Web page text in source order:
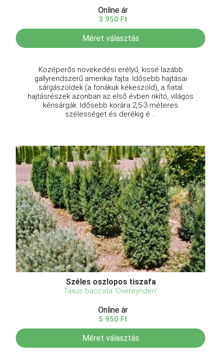
Online ár
3 950 Ft
Méret választás
Középerős növekedési erélyű, kissé lazább
gallyrendszerű amerikai fajta. Idősebb hajtásai
sárgászöldek (a fonákuk kékeszöld), a fiatal
hajtásrészek azonban az első évben rikító, világos
kénsárgák. Idősebb korára 2,5-3 méteres
szélességet és derékig é ...
Széles oszlopos tiszafa
Taxus baccata 'Overeynderi'
Online ár
5 950 Ft
Méret választás